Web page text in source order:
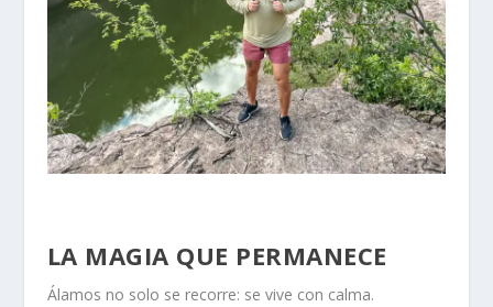
LA MAGIA QUE PERMANECE
Álamos no solo se recorre: se vive con calma.